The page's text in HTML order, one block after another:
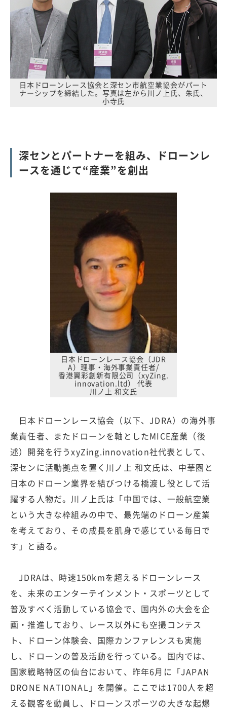
日本ドローンレース協会と深セン市航空業協会がパート
ナーシップを締結した。写真は左から川ノ上氏、朱氏、
小寺氏
深センとパートナーを組み、ドローンレ
ースを通じて“産業”を創出
日本ドローンレース協会（JDR
A）理事・海外事業責任者/
香港翼彩創新有限公司（xyZing.
innovation.ltd） 代表
川ノ上 和文氏
日本ドローンレース協会（以下、JDRA）の海外事
業責任者、またドローンを軸としたMICE産業（後
述）開発を行うxyZing.innovation社代表として、
深センに活動拠点を置く川ノ上 和文氏は、中華圏と
日本のドローン業界を結びつける橋渡し役として活
躍する人物だ。川ノ上氏は「中国では、一般航空業
という大きな枠組みの中で、最先端のドローン産業
を考えており、その成長を肌身で感じている毎日で
す」と語る。
JDRAは、時速150kmを超えるドローンレース
を、未来のエンターテインメント・スポーツとして
普及すべく活動している協会で、国内外の大会を企
画・推進しており、レース以外にも空撮コンテス
ト、ドローン体験会、国際カンファレンスも実施
し、ドローンの普及活動を行っている。国内では、
国家戦略特区の仙台において、昨年6月に「JAPAN
DRONE NATIONAL」を開催。ここでは1700人を超
える観客を動員し、ドローンスポーツの大きな起爆